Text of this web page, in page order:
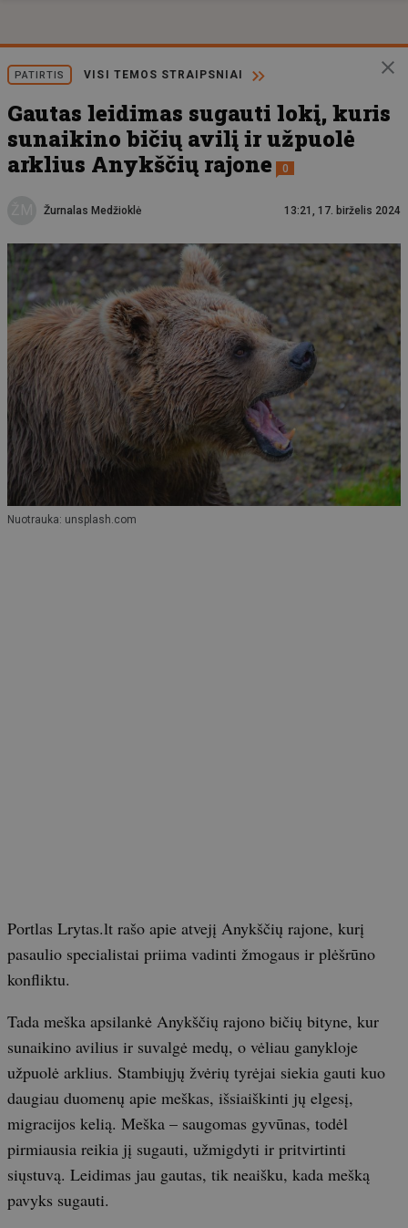
PATIRTIS VISI TEMOS STRAIPSNIAI
Gautas leidimas sugauti lokį, kuris
sunaikino bičių avilį ir užpuolė
arklius Anykščių rajone
0
Žurnalas Medžioklė 13:21, 17. birželis 2024
Nuotrauka: unsplash.com
Portlas Lrytas.lt rašo apie atvejį Anykščių rajone, kurį
pasaulio specialistai priima vadinti žmogaus ir plėšrūno
konfliktu.
Tada meška apsilankė Anykščių rajono bičių bityne, kur
sunaikino avilius ir suvalgė medų, o vėliau ganykloje
užpuolė arklius. Stambiųjų žvėrių tyrėjai siekia gauti kuo
daugiau duomenų apie meškas, išsiaiškinti jų elgesį,
migracijos kelią. Meška – saugomas gyvūnas, todėl
pirmiausia reikia jį sugauti, užmigdyti ir pritvirtinti
siųstuvą. Leidimas jau gautas, tik neaišku, kada mešką
pavyks sugauti.